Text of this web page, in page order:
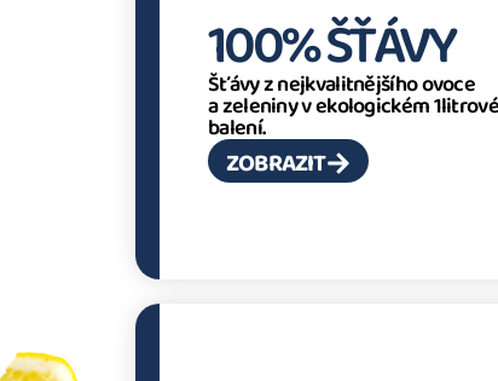
100% ŠŤÁVY
Šťávy z nejkvalitnějšího ovoce
a zeleniny v ekologickém
balení.
ZOBRAZIT